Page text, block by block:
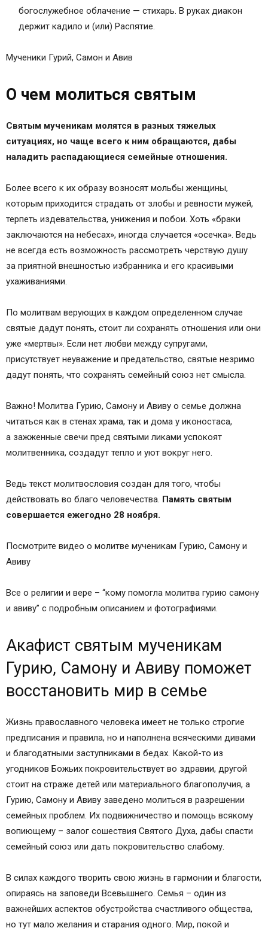
богослужебное облачение — стихарь. В руках диакон
держит кадило и (или) Распятие.
Мученики Гурий, Самон и Авив
О чем молиться святым
Святым мученикам молятся в разных тяжелых
ситуациях, но чаще всего к ним обращаются, дабы
наладить распадающиеся семейные отношения.
Более всего к их образу возносят мольбы женщины,
которым приходится страдать от злобы и ревности мужей,
терпеть издевательства, унижения и побои. Хоть «браки
заключаются на небесах», иногда случается «осечка». Ведь
не всегда есть возможность рассмотреть черствую душу
за приятной внешностью избранника и его красивыми
ухаживаниями.
По молитвам верующих в каждом определенном случае
святые дадут понять, стоит ли сохранять отношения или они
уже «мертвы». Если нет любви между супругами,
присутствует неуважение и предательство, святые незримо
дадут понять, что сохранять семейный союз нет смысла.
Важно! Молитва Гурию, Самону и Авиву о семье должна
читаться как в стенах храма, так и дома у иконостаса,
а зажженные свечи пред святыми ликами успокоят
молитвенника, создадут тепло и уют вокруг него.
Ведь текст молитвословия создан для того, чтобы
действовать во благо человечества. Память святым
совершается ежегодно 28 ноября.
Посмотрите видео о молитве мученикам Гурию, Самону и
Авиву
Все о религии и вере – “кому помогла молитва гурию самону
и авиву” с подробным описанием и фотографиями.
Акафист святым мученикам
Гурию, Самону и Авиву поможет
восстановить мир в семье
Жизнь православного человека имеет не только строгие
предписания и правила, но и наполнена всяческими дивами
и благодатными заступниками в бедах. Какой-то из
угодников Божьих покровительствует во здравии, другой
стоит на страже детей или материального благополучия, а
Гурию, Самону и Авиву заведено молиться в разрешении
семейных проблем. Их подвижничество и помощь всякому
вопиющему – залог сошествия Святого Духа, дабы спасти
семейный союз или дать покровительство слабому.
В силах каждого творить свою жизнь в гармонии и благости,
опираясь на заповеди Всевышнего. Семья – один из
важнейших аспектов обустройства счастливого общества,
но тут мало желания и старания одного. Мир, покой и